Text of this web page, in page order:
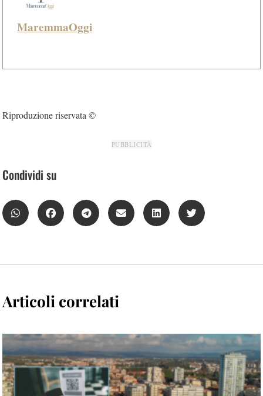
MaremmaOggi
Riproduzione riservata ©
PUBBLICITÀ
Condividi su
Articoli correlati